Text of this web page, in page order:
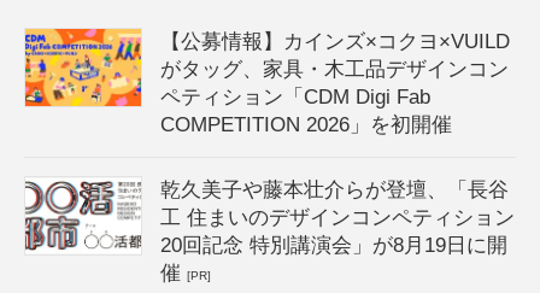
【公募情報】カインズ×コクヨ×VUILD
がタッグ、家具・木工品デザインコン
ペティション「CDM Digi Fab
COMPETITION 2026」を初開催
乾久美子や藤本壮介らが登壇、「長谷
工 住まいのデザインコンペティション
20回記念 特別講演会」が8月19日に開
催[PR]